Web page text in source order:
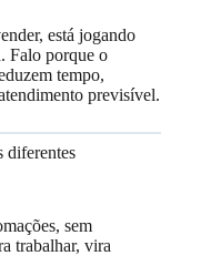
está jogando
Falo porque o
tempo,
previsível.
diferentes
sem
trabalhar, vira